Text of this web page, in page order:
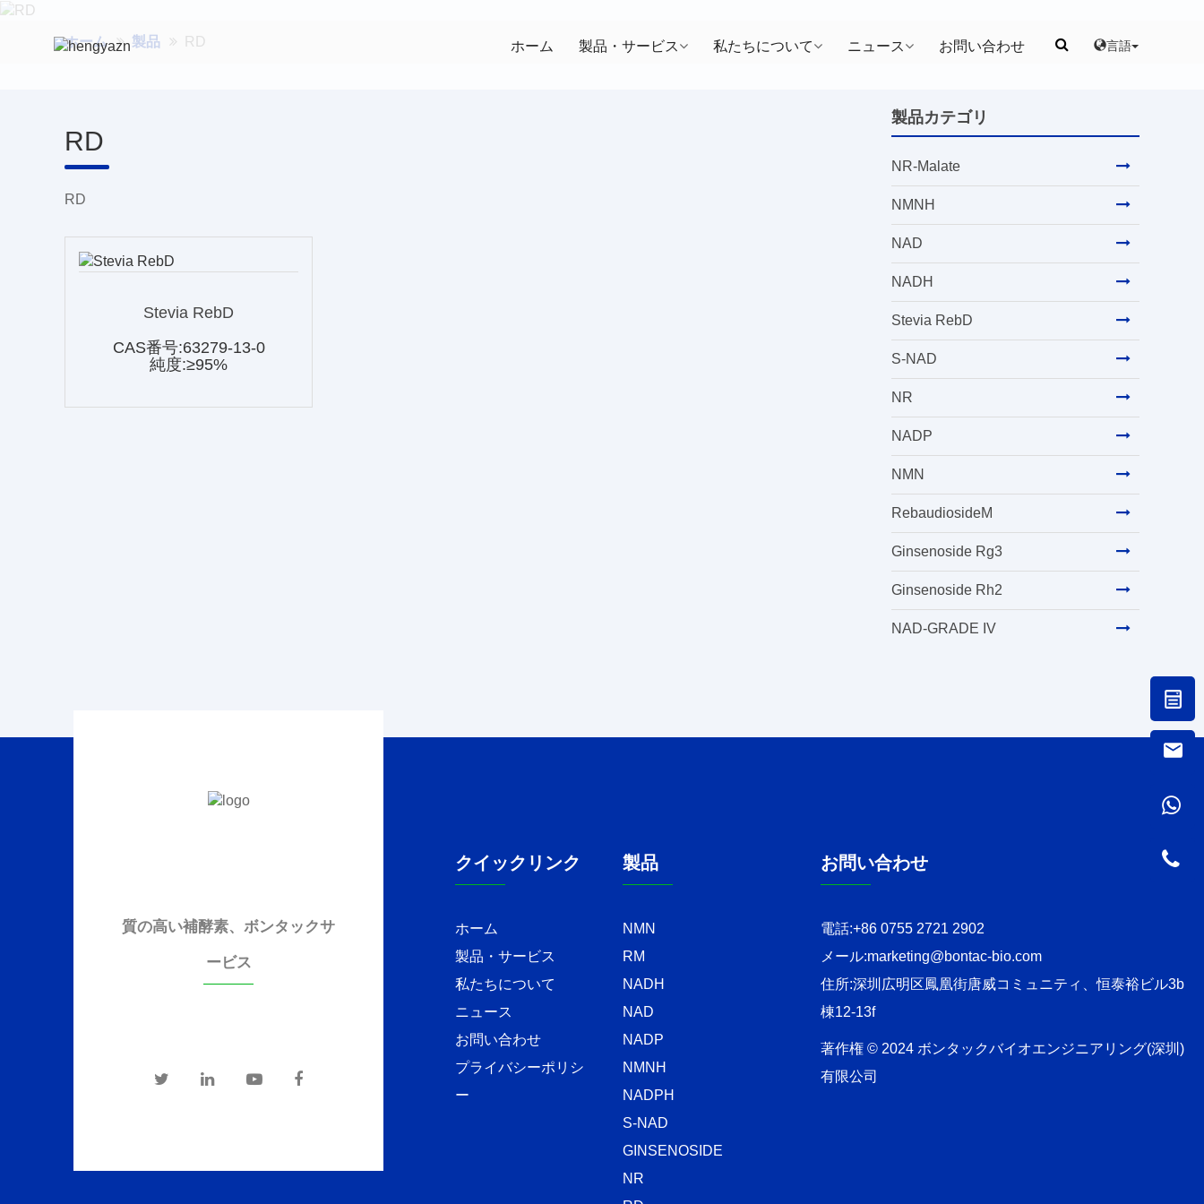
ホーム 製品・サービス 私たちについて ニュース お問い合わせ 言語
ホーム 製品 RD
RD
RD
Stevia RebD
CAS番号:63279-13-0
純度:≥95%
製品カテゴリ
NR-Malate
NMNH
NAD
NADH
Stevia RebD
S-NAD
NR
NADP
NMN
RebaudiosideM
Ginsenoside Rg3
Ginsenoside Rh2
NAD-GRADE IV
質の高い補酵素、ボンタックサ
ービス
クイックリンク
ホーム
製品・サービス
私たちについて
ニュース
お問い合わせ
プライバシーポリシ
ー
製品
NMN
RM
NADH
NAD
NADP
NMNH
NADPH
S-NAD
GINSENOSIDE
NR
お問い合わせ
電話:+86 0755 2721 2902
メール:marketing@bontac-bio.com
住所:深圳広明区鳳凰街唐威コミュニティ、恒泰裕ビル3b
棟12-13f
著作権 © 2024 ボンタックバイオエンジニアリング(深圳)
有限公司